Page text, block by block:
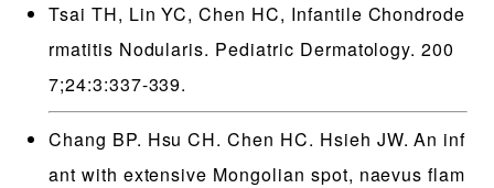
Tsai TH, Lin YC, Chen HC, Infantile Chondrode
rmatitis Nodularis. Pediatric Dermatology. 200
7;24:3:337-339.
Chang BP. Hsu CH. Chen HC. Hsieh JW. An inf
ant with extensive Mongolian spot, naevus flam